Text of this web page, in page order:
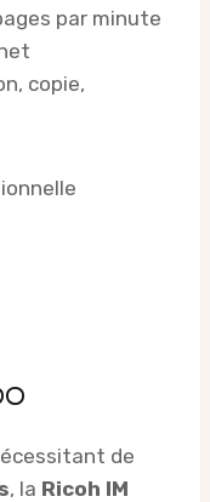
par minute
copie,
de
, la Ricoh IM